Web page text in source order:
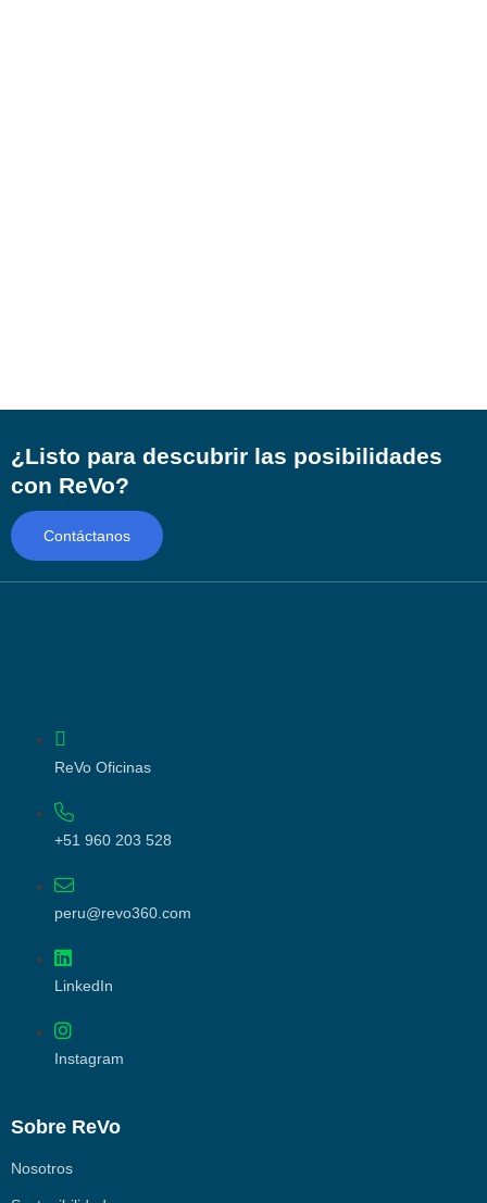
¿Listo para descubrir las posibilidades
con ReVo?
Contáctanos
ReVo Oficinas
+51 960 203 528
peru@revo360.com
LinkedIn
Instagram
Sobre ReVo
Nosotros